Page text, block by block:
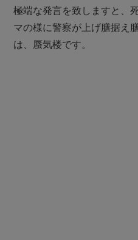
極端な発言を致しますと、
マの様に警察が上げ膳据え
は、蜃気楼です。